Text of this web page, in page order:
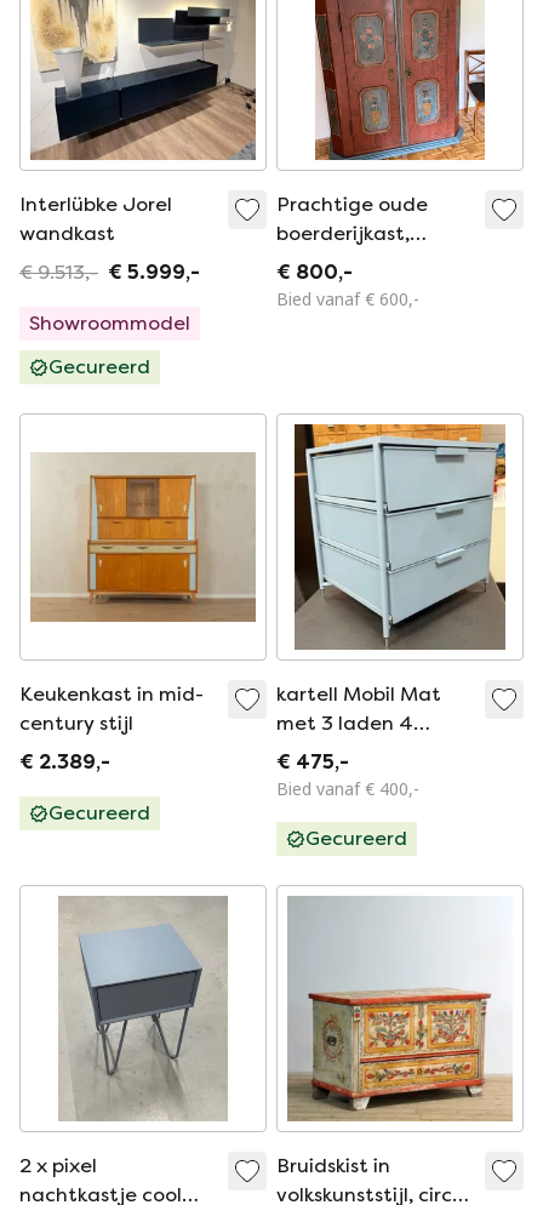
Interlübke Jorel
wandkast
€ 9.513,- € 5.999,-
Showroommodel
Gecureerd
Prachtige oude
boerderijkast,
vanbinnen
geschilderd en
€ 800,-
Bied vanaf € 600,-
Keukenkast in mid-
century stijl
€ 2.389,-
Gecureerd
kartell Mobil Mat
met 3 laden 4
wielen kleur blauw
citterio
€ 475,-
Bied vanaf € 400,-
Gecureerd
2 x pixel
nachtkastje cool
Bruidskist in
volkskunststijl, circa